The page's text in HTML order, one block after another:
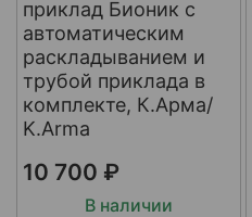
приклад Бионик с
автоматическим
раскладыванием и
трубой приклада в
комплекте, К.Арма/
K.Arma
10 700 ₽
В наличии